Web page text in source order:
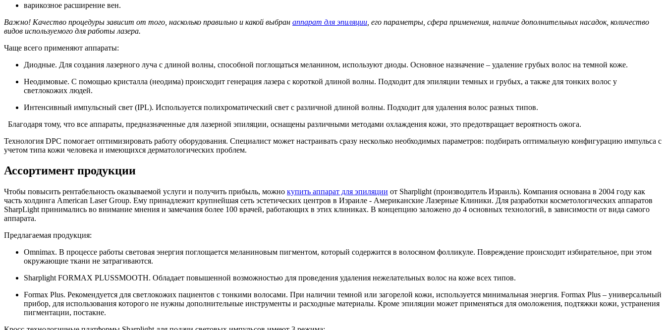
варикозное расширение вен.
Важно! Качество процедуры зависит от того, насколько правильно и какой выбран аппарат для эпиляции , его параметры, сфера применения, наличие дополнительных насадок, количество
видов используемого для работы лазера.
Чаще всего применяют аппараты:
Диодные. Для создания лазерного луча с длиной волны, способной поглощаться меланином, используют диоды. Основное назначение – удаление грубых волос на темной коже.
Неодимовые. С помощью кристалла (неодима) происходит генерация лазера с короткой длиной волны. Подходит для эпиляции темных и грубых, а также для тонких волос у
светлокожих людей.
Интенсивный импульсный свет (IPL). Используется полихроматический свет с различной длиной волны. Подходит для удаления волос разных типов.
Благодаря тому, что все аппараты, предназначенные для лазерной эпиляции, оснащены различными методами охлаждения кожи, это предотвращает вероятность ожога.
Технология DPC помогает оптимизировать работу оборудования. Специалист может настраивать сразу несколько необходимых параметров: подбирать оптимальную конфигурацию импульса с
учетом типа кожи человека и имеющихся дерматологических проблем.
Ассортимент продукции
Чтобы повысить рентабельность оказываемой услуги и получить прибыль, можно купить аппарат для эпиляции от Sharplight (производитель Израиль). Компания основана в 2004 году как
часть холдинга American Laser Group. Ему принадлежит крупнейшая сеть эстетических центров в Израиле - Американские Лазерные Клиники. Для разработки косметологических аппаратов
SharpLight принимались во внимание мнения и замечания более 100 врачей, работающих в этих клиниках. В концепцию заложено до 4 основных технологий, в зависимости от вида самого
аппарата.
Предлагаемая продукция:
Omnimax. В процессе работы световая энергия поглощается меланиновым пигментом, который содержится в волосяном фолликуле. Повреждение происходит избирательное, при этом
окружающие ткани не затрагиваются.
Sharplight FORMAX PLUSSMOOTH. Обладает повышенной возможностью для проведения удаления нежелательных волос на коже всех типов.
Formax Plus. Рекомендуется для светлокожих пациентов с тонкими волосами. При наличии темной или загорелой кожи, используется минимальная энергия. Formax Plus – универсальный
прибор, для использования которого не нужны дополнительные инструменты и расходные материалы. Кроме эпиляции может применяться для омоложения, подтяжки кожи, устранения
пигментации, постакне.